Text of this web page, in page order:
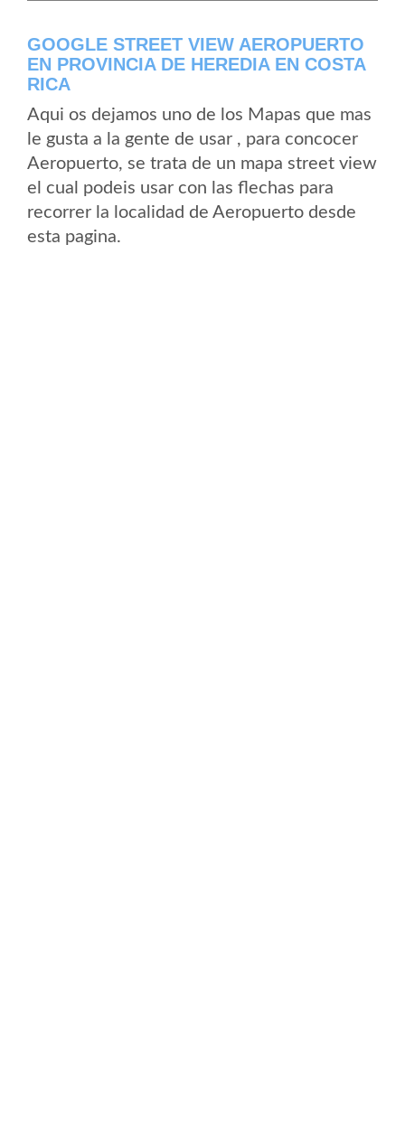
GOOGLE STREET VIEW AEROPUERTO
EN PROVINCIA DE HEREDIA EN COSTA
RICA
Aqui os dejamos uno de los Mapas que mas
le gusta a la gente de usar , para concocer
Aeropuerto, se trata de un mapa street view
el cual podeis usar con las flechas para
recorrer la localidad de Aeropuerto desde
esta pagina.